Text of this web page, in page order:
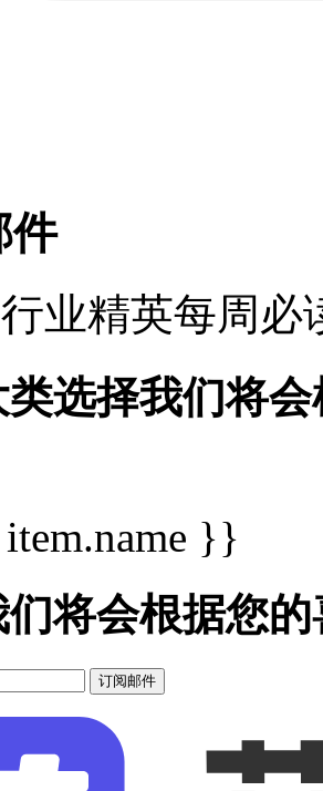
件
业精英每周
选择我们将
}}
们将会根据您
订阅邮件